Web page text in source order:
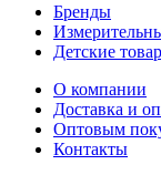
Бренды
Детские
О компании
Доставка и
Оптовым
Контакты